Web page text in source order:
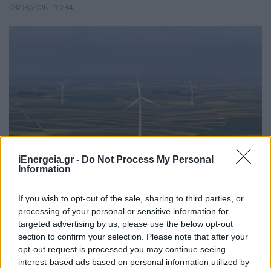
iEnergeia.gr - Do Not Process My Personal
Information
If you wish to opt-out of the sale, sharing to third parties, or
processing of your personal or sensitive information for
targeted advertising by us, please use the below opt-out
section to confirm your selection. Please note that after your
opt-out request is processed you may continue seeing
interest-based ads based on personal information utilized by
03/08/2026 - 10:34
Όμιλος ΔΕΗ: Επεκτείνεται δυναμικά στην
αγορά της Πολωνίας με χαρτοφυλάκιο ΑΠΕ
277,3 MW
03/08/2026 - 08:33